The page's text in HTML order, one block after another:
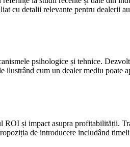
cu detalii relevante pentru dealerii
psihologice și tehnice.
cum un dealer mediu poate
și impact asupra profitabilității.
de introducere includând